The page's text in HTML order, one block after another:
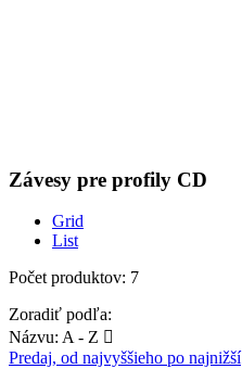
Závesy pre profily CD
Grid
List
Počet produktov: 7
Zoradiť podľa:
Názvu: A - Z 
Predaj, od najvyššieho po najnižší